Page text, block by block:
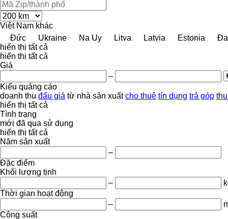
Việt Nam khác
Đức
Ukraine Na Uy Litva Latvia Estonia
hiển thị tất cả
hiển thị tất cả
Giá
–
Kiểu quảng cáo
doanh thu đấu giá từ nhà sản xuất cho thuê tín dụng trả góp
hiển thị tất cả
Tình trạng
mới đã qua sử dụng
hiển thị tất cả
Năm sản xuất
–
Đặc điểm
Khối lượng tịnh
–
Thời gian hoạt động
–
Công suất